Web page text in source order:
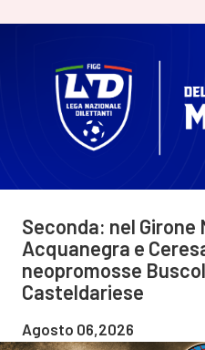
Seconda: nel Girone
Acquanegra e
neopromosse
Casteldariese
Agosto 06,2026